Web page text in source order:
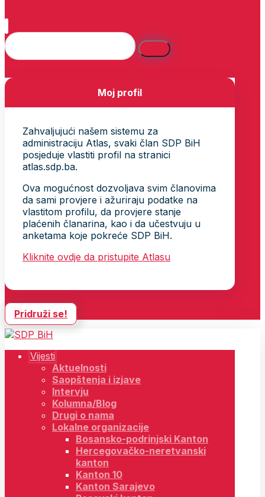
Moj profil
Zahvaljujući našem sistemu za
administraciju Atlas, svaki član SDP BiH
posjeduje vlastiti profil na stranici
atlas.sdp.ba.
Ova mogućnost dozvoljava svim članovima
da sami provjere i ažuriraju podatke na
vlastitom profilu, da provjere stanje
plaćenih članarina, kao i da učestvuju u
anketama koje pokreće SDP BiH.
Kliknite ovdje da pristupite Atlasu
Pridruži se!
Vijesti
Aktuelnosti
Saopštenja i izjave
Intervju
Kolumna/Blog
Drugi o nama
Lokalne organizacije
Bosansko-podrinjski Kanton
Hercegovačko-neretvanski
kanton
Kanton 10
Kanton Sarajevo